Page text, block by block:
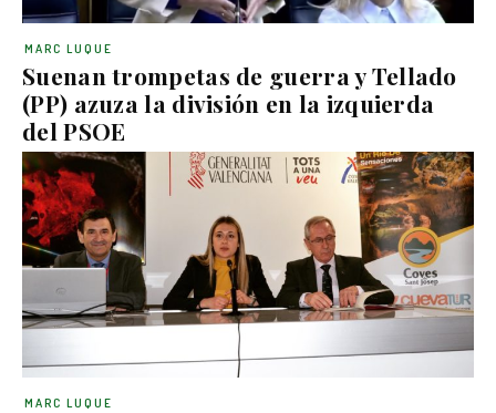
Suenan trompetas de guerra y Tellado
(PP) azuza la división en la izquierda
del PSOE
MARC LUQUE
MARC LUQUE